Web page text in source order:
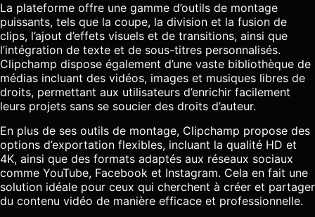
La plateforme offre une gamme d’outils de montage
puissants, tels que la coupe, la division et la fusion de
clips, l’ajout d’effets visuels et de transitions, ainsi que
l’intégration de texte et de sous-titres personnalisés.
Clipchamp dispose également d’une vaste bibliothèque de
médias incluant des vidéos, images et musiques libres de
droits, permettant aux utilisateurs d’enrichir facilement
leurs projets sans se soucier des droits d’auteur.
En plus de ses outils de montage, Clipchamp propose des
options d’exportation flexibles, incluant la qualité HD et
4K, ainsi que des formats adaptés aux réseaux sociaux
comme YouTube, Facebook et Instagram. Cela en fait une
solution idéale pour ceux qui cherchent à créer et partager
du contenu vidéo de manière efficace et professionnelle.